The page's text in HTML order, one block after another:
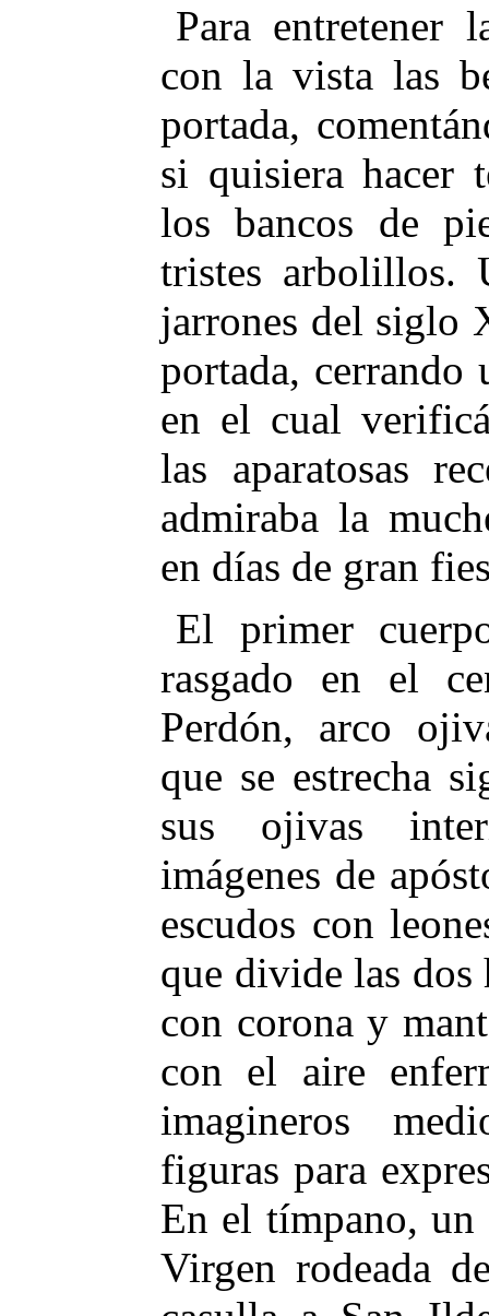
Para entretener
con la vista las
portada,
si quisiera hacer
los bancos de
tristes arbolillos.
jarrones del siglo
portada, cerrando
en el cual
las aparatosas
admiraba la
en días de gran
El primer
rasgado en el
Perdón, arco
que se estrecha
sus ojivas
imágenes de
escudos con
que divide las dos
con corona y
con el aire
imagineros
figuras para
En el tímpano, un
Virgen rodeada